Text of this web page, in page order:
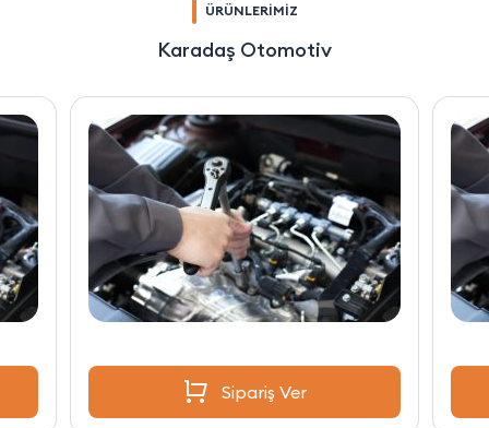
ÜRÜNLERİMİZ
Karadaş Otomotiv
Sipariş Ver